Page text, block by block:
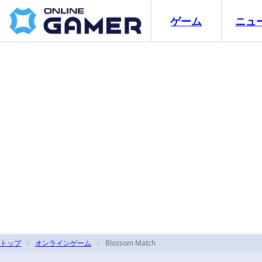
ゲーム ニュ
トップ オンラインゲーム Blossom Match